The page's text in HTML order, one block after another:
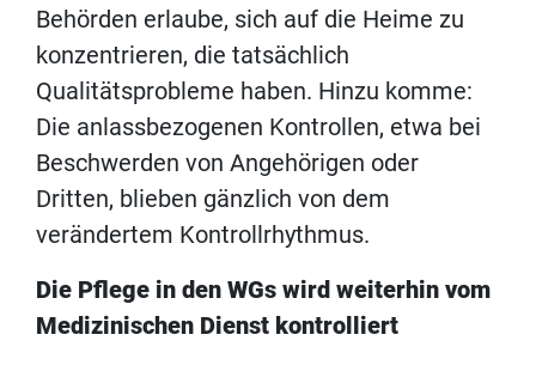
Behörden erlaube, sich auf die Heime zu
konzentrieren, die tatsächlich
Qualitätsprobleme haben. Hinzu komme:
Die anlassbezogenen Kontrollen, etwa bei
Beschwerden von Angehörigen oder
Dritten, blieben gänzlich von dem
verändertem Kontrollrhythmus.
Die Pflege in den WGs wird weiterhin vom
Medizinischen Dienst kontrolliert